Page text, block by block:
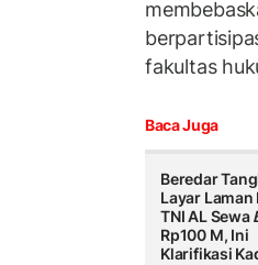
fakultas
Baca Juga
Beredar
Layar Laman
TNI AL Sewa
Rp100 M, Ini
Klarifikasi